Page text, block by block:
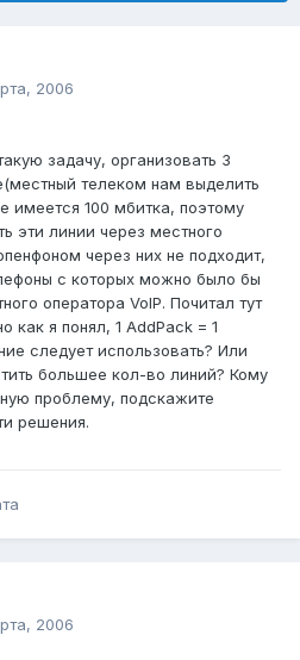
2006
задачу, организовать 3
телеком нам выделить
имеется 100 мбитка, поэтому
эти линии через местного
через них не подходит,
с которых можно было бы
оператора VoIP. Почитал тут
как я понял, 1 AddPack = 1
следует использовать? Или
большее кол-во линий? Кому
проблему, подскажите
решения.
2006